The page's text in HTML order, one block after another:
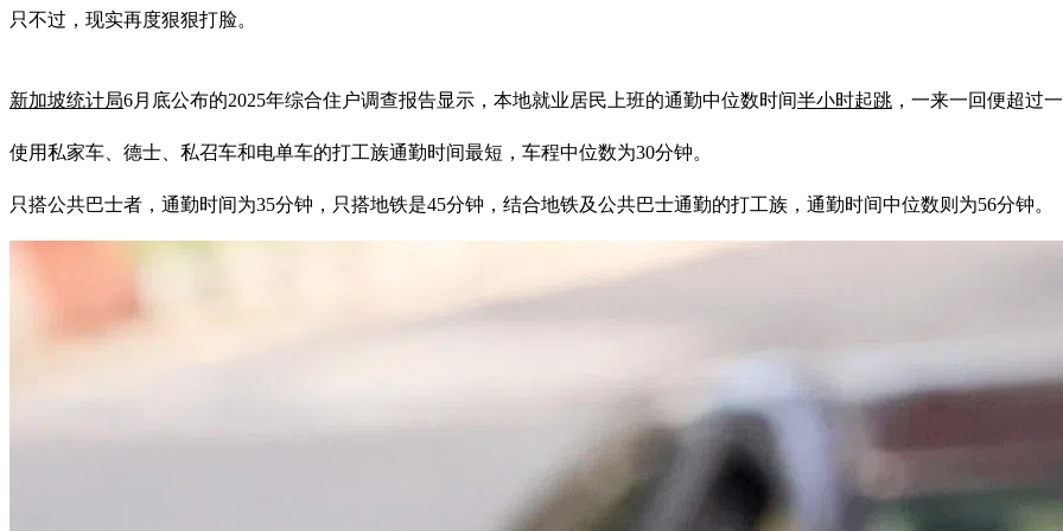
只不过，现实再度狠狠打脸。
新加坡统计局6月底公布的2025年综合住户调查报告显示，本地就业居民上班的通勤中位数时间半小时起跳 ，一来一回便超过
使用私家车、德士、私召车和电单车的打工族通勤时间最短，车程中位数为30分钟。
只搭公共巴士者，通勤时间为35分钟，只搭地铁是45分钟，结合地铁及公共巴士通勤的打工族，通勤时间中位数则为56分钟。